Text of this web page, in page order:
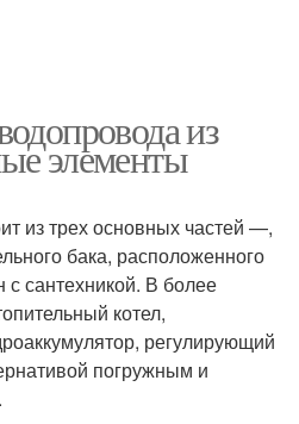
из
элементы
из трех основных частей —,
бака, расположенного
с сантехникой. В более
котел,
регулирующий
погружным и